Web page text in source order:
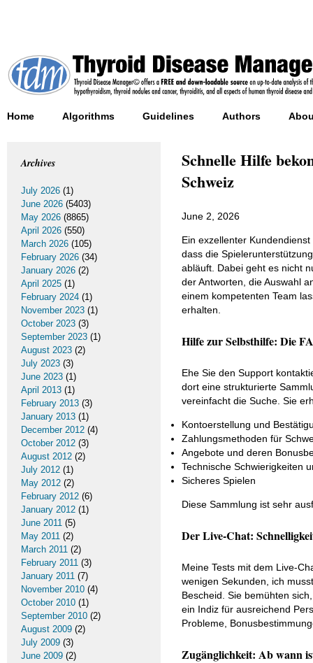
Home Algorithms Guidelines Authors
Schnelle Hilfe
Schweiz
June 2, 2026
Ein exzellenter
dass die
abläuft. Dabei geht es nicht
der Antworten, die Auswahl
einem kompetenten Team
erhalten.
Hilfe zur Selbsthilfe: Die
Ehe Sie den Support
dort eine strukturierte
vereinfacht die Suche. Sie
Kontoerstellung und
Zahlungsmethoden für
Angebote und deren
Technische Schwierigkeiten
Sicheres Spielen
Diese Sammlung ist sehr
Der Live-Chat:
Meine Tests mit dem Live-
wenigen Sekunden, ich
Bescheid. Sie bemühten
ein Indiz für ausreichend
Probleme,
Zugänglichkeit: Ab wann
Archives
July 2026 (1)
June 2026 (5403)
May 2026 (8865)
April 2026 (550)
March 2026 (105)
February 2026 (34)
January 2026 (2)
April 2025 (1)
February 2024 (1)
November 2023 (1)
October 2023 (3)
September 2023 (1)
August 2023 (2)
July 2023 (3)
June 2023 (1)
April 2013 (1)
February 2013 (3)
January 2013 (1)
December 2012 (4)
October 2012 (3)
August 2012 (2)
July 2012 (1)
May 2012 (2)
February 2012 (6)
January 2012 (1)
June 2011 (5)
May 2011 (2)
March 2011 (2)
February 2011 (3)
January 2011 (7)
November 2010 (4)
October 2010 (1)
September 2010 (2)
August 2009 (2)
July 2009 (3)
June 2009 (2)